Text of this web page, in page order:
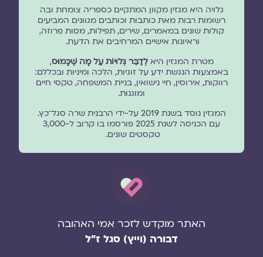
גלויה היא מגזין מקוון המתקיים כספריה צומחת ובה
רשומות רבות מאת כותבות וכותבים מגוונים המביעים
קולות שונים במאמרים, שירים, תפילות, מסות פרוזה,
וראיונות אישיים המרחיבים את הדעת.
מטרת המגזין היאלְדַבֵּר גְּלוּיוֹת עַל מָה שֶׁכָּמוּס,
באמצעות הנגשת ידע על זוגיות, הלכה ומיניות ובכללם:
רווקות, אירוסין, חיי נישואין, בניית המשפחה, טקסי חיים
ומוגנוּת.
המגזין נוסד בשנת 2019 על-ידי הרבנית שרה סגל־כץ.
עם הכניסה לשנת 2025 פורסמו בו קרוב ל-3,000
טקסטים שונים.
האתר מוקדש לזכר אמי האהובה
דבורה (וייץ) סגל ז"ל